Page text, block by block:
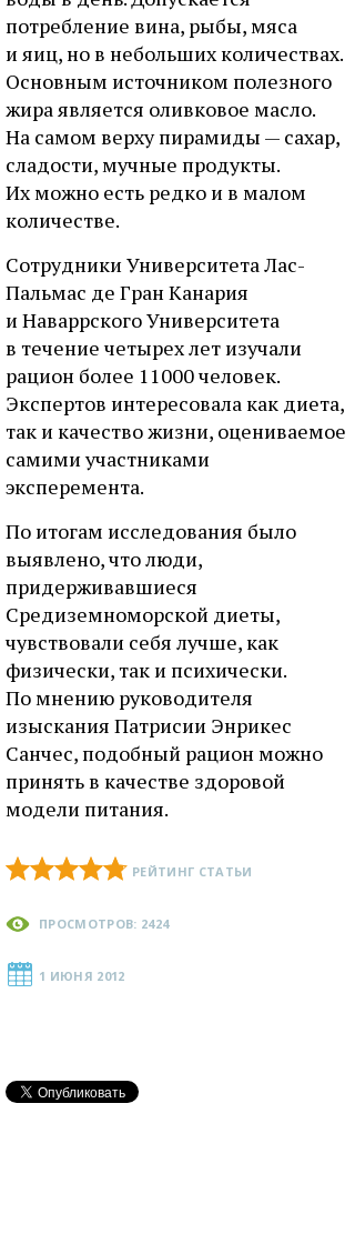
потребление вина, рыбы, мяса
и яиц, но в небольших количествах.
Основным источником полезного
жира является оливковое масло.
На самом верху пирамиды — сахар,
сладости, мучные продукты.
Их можно есть редко и в малом
количестве.
Сотрудники Университета Лас-
Пальмас де Гран Канария
и Наваррского Университета
в течение четырех лет изучали
рацион более 11000 человек.
Экспертов интересовала как диета,
так и качество жизни, оцениваемое
самими участниками
эксперемента.
По итогам исследования было
выявлено, что люди,
придерживавшиеся
Средиземноморской диеты,
чувствовали себя лучше, как
физически, так и психически.
По мнению руководителя
изыскания Патрисии Энрикес
Санчес, подобный рацион можно
принять в качестве здоровой
модели питания.
РЕЙТИНГ СТАТЬИ
ПРОСМОТРОВ: 2424
1 ИЮНЯ 2012